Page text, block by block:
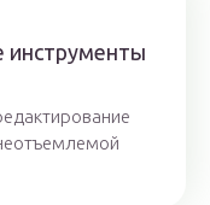
инструменты